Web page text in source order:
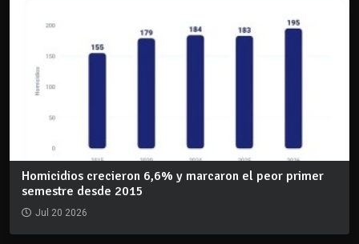
Homicidios crecieron 6,6% y marcaron el peor primer
semestre desde 2015
Jul 20 2026